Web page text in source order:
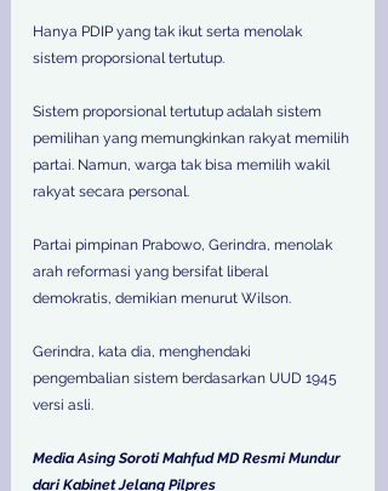
Hanya PDIP yang tak ikut serta menolak
sistem proporsional tertutup.
Sistem proporsional tertutup adalah sistem
pemilihan yang memungkinkan rakyat memilih
partai. Namun, warga tak bisa memilih wakil
rakyat secara personal.
Partai pimpinan Prabowo, Gerindra, menolak
arah reformasi yang bersifat liberal
demokratis, demikian menurut Wilson.
Gerindra, kata dia, menghendaki
pengembalian sistem berdasarkan UUD 1945
versi asli.
Media Asing Soroti Mahfud MD Resmi Mundur
dari Kabinet Jelang Pilpres